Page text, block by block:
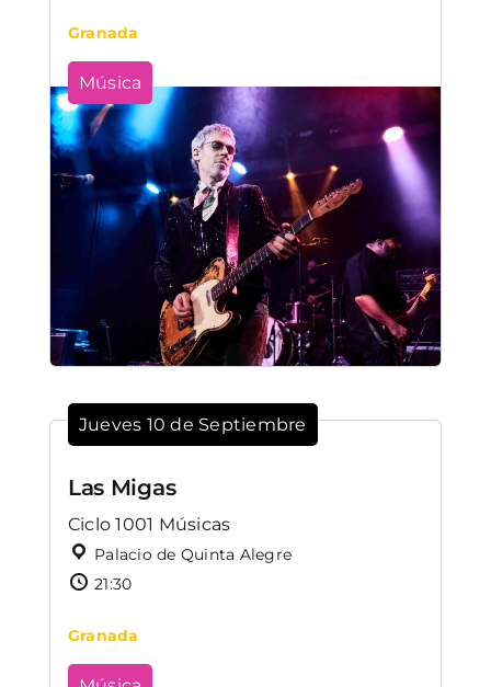
Granada
Música
Jueves 10 de Septiembre
Las Migas
Ciclo 1001 Músicas
Palacio de Quinta Alegre
21:30
Granada